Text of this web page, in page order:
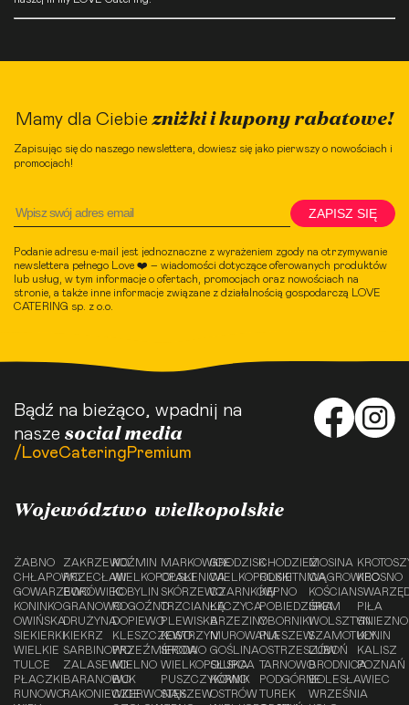
Mamy dla Ciebie zniżki i kupony rabatowe!
Zapisując się do naszego newslettera, dowiesz się jako pierwszy o nowościach i
promocjach!
ZAPISZ SIĘ
Podanie adresu e-mail jest jednoznaczne z wyrażeniem zgody na otrzymywanie
newslettera pełnego Love ❤️ – wiadomości dotyczące oferowanych produktów
lub usług, w tym informacje o ofertach, promocjach oraz nowościach na
stronie, a także inne informacje związane z działalnością gospodarczą LOVE
CATERING sp. z o.o.
Bądź na bieżąco, wpadnij na
nasze social media
/LoveCateringPremium
Województwo wielkopolskie
ŻABNO
CHŁAPOWO
GOWARZEWO
KONINKO
OWIŃSKA
SIEKIERKI
WIELKIE
TULCE
PŁACZKI
RUNOWO
ZAKRZEWO
PRZECŁAW
BORÓWIEC
GRANOWO
DRUŻYNA
KIEKRZ
SARBINOWO
ZALASEWO
BARANOWO
RAKONIEWICE
KOŹMIN
WIELKOPOLSKI
KOBYLIN
ROGOŹNO
DOPIEWO
KLESZCZEWO
PRZEŹMIEROWO
MIELNO
BUK
CZERWONAK
MARKOWICE
OPALENICA
SKÓRZEWO
TRZCIANKA
PLEWISKA
KOSTRZYN
ŚRODA
WIELKOPOLSKA
PUSZCZYKOWO
STĘSZEW
GRODZISK
WIELKOPOLSKI
CZARNKÓW
ŁĘCZYCA
BRZEZINY
MUROWANA
GOŚLINA
SŁUPCA
KÓRNIK
OSTRÓW
CHODZIEŻ
ROKIETNICA
KĘPNO
POBIEDZISKA
OBORNIKI
PLESZEW
OSTRZESZÓW
TARNOWO
PODGÓRNE
TUREK
MOSINA
WĄGROWIEC
KOŚCIAN
ŚREM
WOLSZTYN
SZAMOTUŁY
LUBOŃ
BRODNICA
BOLESŁAWIEC
WRZEŚNIA
KROSNO
PIŁA
GNIEZNO
KONIN
KALISZ
POZNAŃ